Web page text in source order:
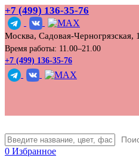
+7 (499) 136‑35‑76
Москва, Садовая-Черногрязская,
Время работы: 11.00–21.00
+7 (499) 136-35-76
0 Избранное